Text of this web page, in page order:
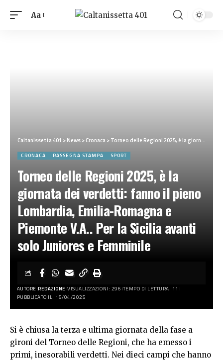
Aa
Caltanissetta 401 >News>Cronaca>Torneo delle Regioni 2025, è la giornata dei verdetti: fanno il pieno Lombardia, Emilia-Romagna e Piemonte V.A.. Per la Sicilia avanti solo Juniores e Femminile
CRONACA RASSEGNA STAMPA SPORT
Torneo delle Regioni 2025, è la
giornata dei verdetti: fanno il pieno
Lombardia, Emilia-Romagna e
Piemonte V.A.. Per la Sicilia avanti
solo Juniores e Femminile
AUTORE:REDAZIONE VISUALIZZAZIONI: 296 TEMPO DI LETTURA: 11
PUBBLICATO IL: 15/04/2025
Si è chiusa la terza e ultima giornata della fase a
gironi del Torneo delle Regioni, che ha emesso i
primi, inesorabili verdetti. Nei dieci campi che hanno